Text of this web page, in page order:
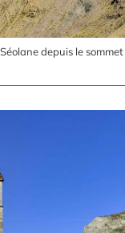
depuis le